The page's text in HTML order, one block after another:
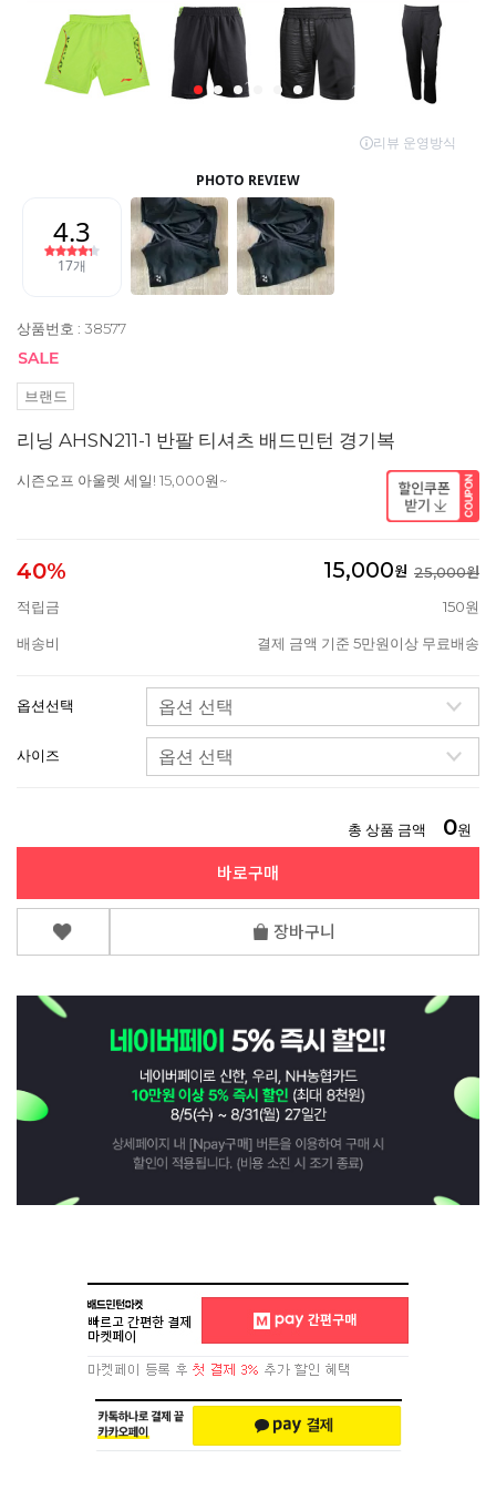
상품번호 : 38577
브랜드
리닝 AHSN211-1 반팔 티셔츠 배드민턴 경기복
시즌오프 아울렛 세일! 15,000원~
40% 15,000원 25,000원
적립금
150원
배송비 결제 금액 기준 5만원이상 무료배송
옵션선택
사이즈
총 상품 금액 0원
바로구매
장바구니